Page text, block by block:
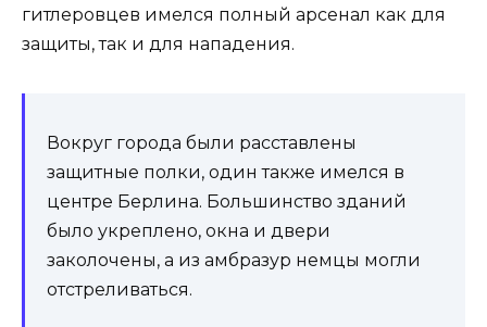
гитлеровцев имелся полный арсенал как для
защиты, так и для нападения.
Вокруг города были расставлены
защитные полки, один также имелся в
центре Берлина. Большинство зданий
было укреплено, окна и двери
заколочены, а из амбразур немцы могли
отстреливаться.